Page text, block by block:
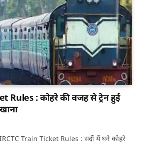
Rules : कोहरे की वजह से ट्रेन हुई
IRCTC Train Ticket Rules : सर्दी में घने कोहरे